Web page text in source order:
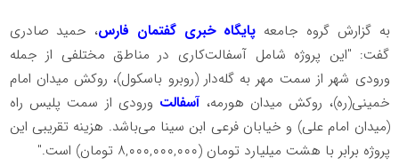
به گزارش گروه جامعه پایگاه خبری گفتمان فارس، حمید صادری
گفت: "این پروژه شامل آسفالت‌کاری در مناطق مختلفی از جمله
ورودی شهر از سمت مهر به گله‌دار (روبرو باسکول)، روکش میدان امام
خمینی(ره)، روکش میدان هورمه، آسفالت ورودی از سمت پلیس راه
(میدان امام علی) و خیابان فرعی ابن سینا می‌باشد. هزینه تقریبی این
پروژه برابر با هشت میلیارد تومان (۸,۰۰۰,۰۰۰,۰۰۰ تومان) است."